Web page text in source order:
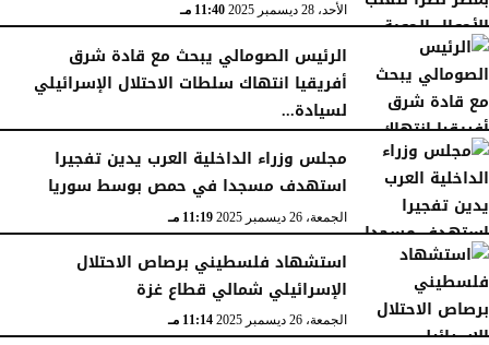
الأحد، 28 ديسمبر 2025 11:40 مـ
الرئيس الصومالي يبحث مع قادة شرق
أفريقيا انتهاك سلطات الاحتلال الإسرائيلي
لسيادة...
السبت، 27 ديسمبر 2025
مجلس وزراء الداخلية العرب يدين تفجيرا
استهدف مسجدا في حمص بوسط سوريا
الجمعة، 26 ديسمبر 2025 11:19 مـ
استشهاد فلسطيني برصاص الاحتلال
الإسرائيلي شمالي قطاع غزة
الجمعة، 26 ديسمبر 2025 11:14 مـ